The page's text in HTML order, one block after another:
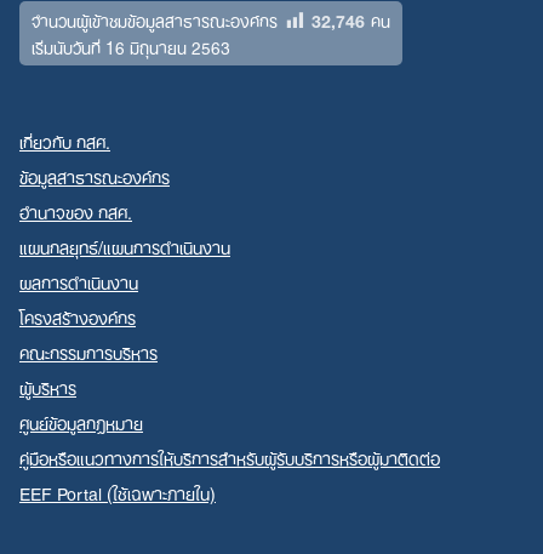
จำนวนผู้เข้าชมข้อมูลสาธารณะองค์กร 32,746คน
เริ่มนับวันที่ 16 มิถุนายน 2563
เกี่ยวกับ กสศ.
ข้อมูลสาธารณะองค์กร
อำนาจของ กสศ.
แผนกลยุทธ์/แผนการดำเนินงาน
ผลการดำเนินงาน
โครงสร้างองค์กร
คณะกรรมการบริหาร
ผู้บริหาร
ศูนย์ข้อมูลกฎหมาย
คู่มือหรือแนวทางการให้บริการสำหรับผู้รับบริการหรือผู้มาติดต่อ
EEF Portal (ใช้เฉพาะภายใน)